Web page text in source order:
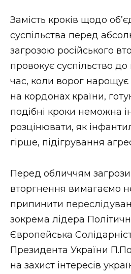
Замість кроків щодо
суспільства перед
загрозою російського
провокує суспільство
час, коли ворог нарощує
на кордонах країни,
подібні кроки неможна
розцінювати, як
гірше, підігрування
Перед обличчям загрози
вторгнення вимагаємо
припинити
зокрема лідера
Європейська
Президента України
на захист інтересів